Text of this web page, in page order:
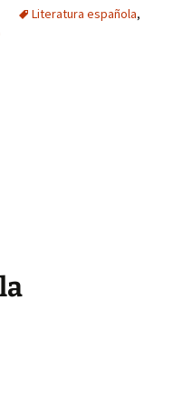
Literatura española,